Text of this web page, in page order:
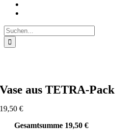
Suche
nach:
Vase aus TETRA-Pack
19,50€
Gesamtsumme 19,50€